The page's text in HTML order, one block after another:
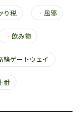
り税 ・ 風邪
・ 飲み物
輪ゲートウェイ
番